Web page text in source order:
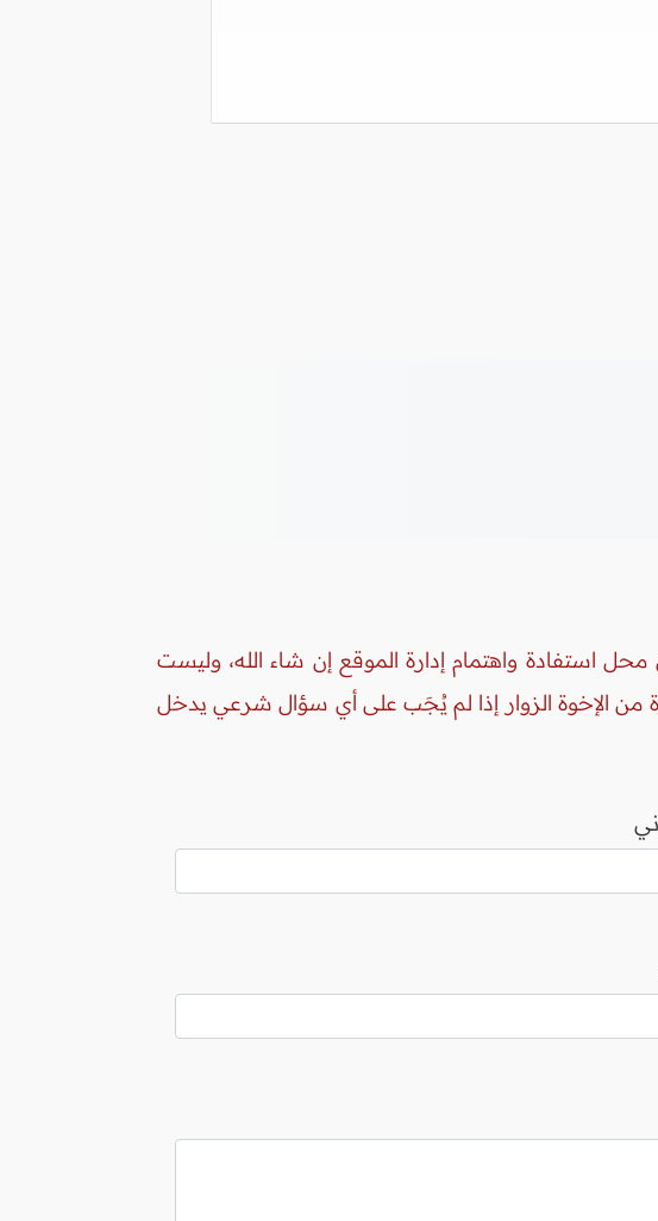
استفادة واهتمام إدارة الموقع إن شاء الله، وليست
من الإخوة الزوار إذا لم يُجَب على أي سؤال شرعي يدخل